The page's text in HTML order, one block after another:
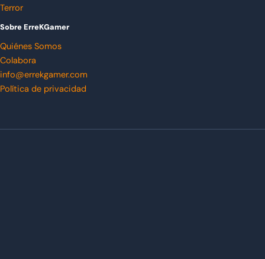
Terror
Sobre ErreKGamer
Quiénes Somos
Colabora
info@errekgamer.com
Política de privacidad